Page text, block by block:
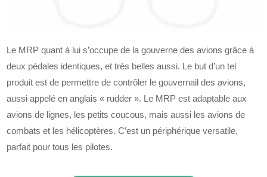
Le MRP quant à lui s’occupe de la gouverne des avions grâce à
deux pédales identiques, et très belles aussi. Le but d’un tel
produit est de permettre de contrôler le gouvernail des avions,
aussi appelé en anglais « rudder ». Le MRP est adaptable aux
avions de lignes, les petits coucous, mais aussi les avions de
combats et les hélicoptères. C’est un périphérique versatile,
parfait pour tous les pilotes.